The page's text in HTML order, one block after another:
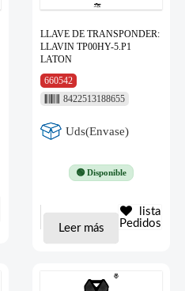
LLAVE DE TRANSPONDER:
LLAVIN TP00HY-5.P1
LATON
660542
8422513188655
Uds(Envase)
🟢 Disponible
Leer más
lista
Pedidos